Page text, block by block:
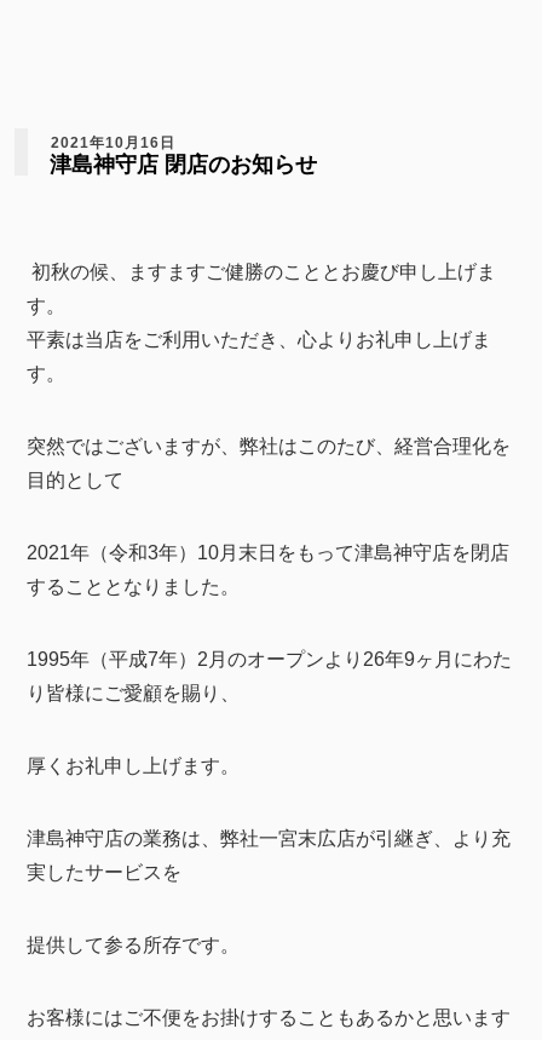
2021年10月16日
津島神守店 閉店のお知らせ
初秋の候、ますますご健勝のこととお慶び申し上げま
す。
平素は当店をご利用いただき、心よりお礼申し上げま
す。
突然ではございますが、弊社はこのたび、経営合理化を
目的として
2021年（令和3年）10月末日をもって津島神守店を閉店
することとなりました。
1995年（平成7年）2月のオープンより26年9ヶ月にわた
り皆様にご愛顧を賜り、
厚くお礼申し上げます。
津島神守店の業務は、弊社一宮末広店が引継ぎ、より充
実したサービスを
提供して参る所存です。
お客様にはご不便をお掛けすることもあるかと思います